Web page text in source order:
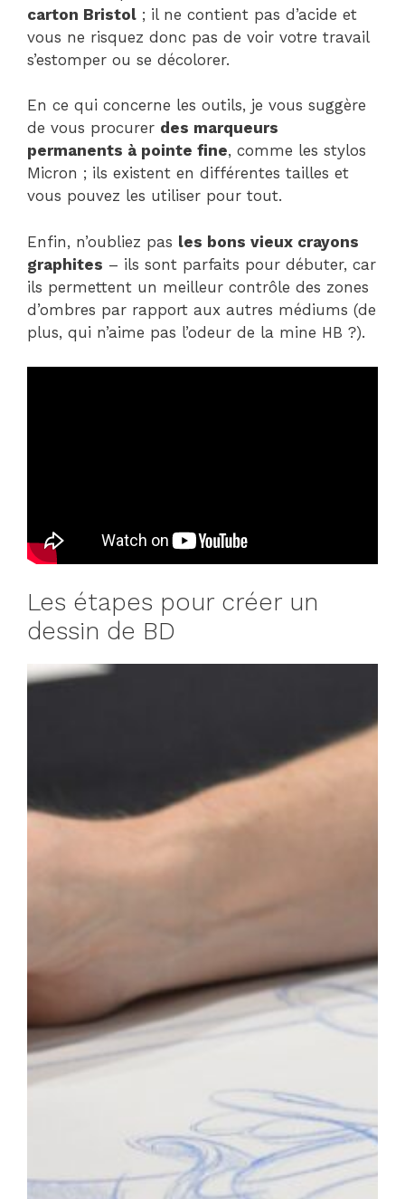
carton Bristol ; il ne contient pas d’acide et
vous ne risquez donc pas de voir votre travail
s’estomper ou se décolorer.
En ce qui concerne les outils, je vous suggère
de vous procurer des marqueurs
permanents à pointe fine, comme les stylos
Micron ; ils existent en différentes tailles et
vous pouvez les utiliser pour tout.
Enfin, n’oubliez pas les bons vieux crayons
graphites – ils sont parfaits pour débuter, car
ils permettent un meilleur contrôle des zones
d’ombres par rapport aux autres médiums (de
plus, qui n’aime pas l’odeur de la mine HB ?).
Les étapes pour créer un
dessin de BD